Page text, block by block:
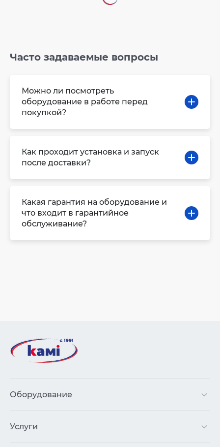
Часто задаваемые вопросы
Можно ли посмотреть
оборудование в работе перед
покупкой?
Как проходит установка и запуск
после доставки?
Какая гарантия на оборудование и
что входит в гарантийное
обслуживание?
Оборудование
Услуги